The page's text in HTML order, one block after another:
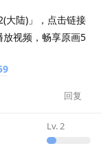
大陆)」，点击链接
放视频，畅享原画5
回复
Lv.2